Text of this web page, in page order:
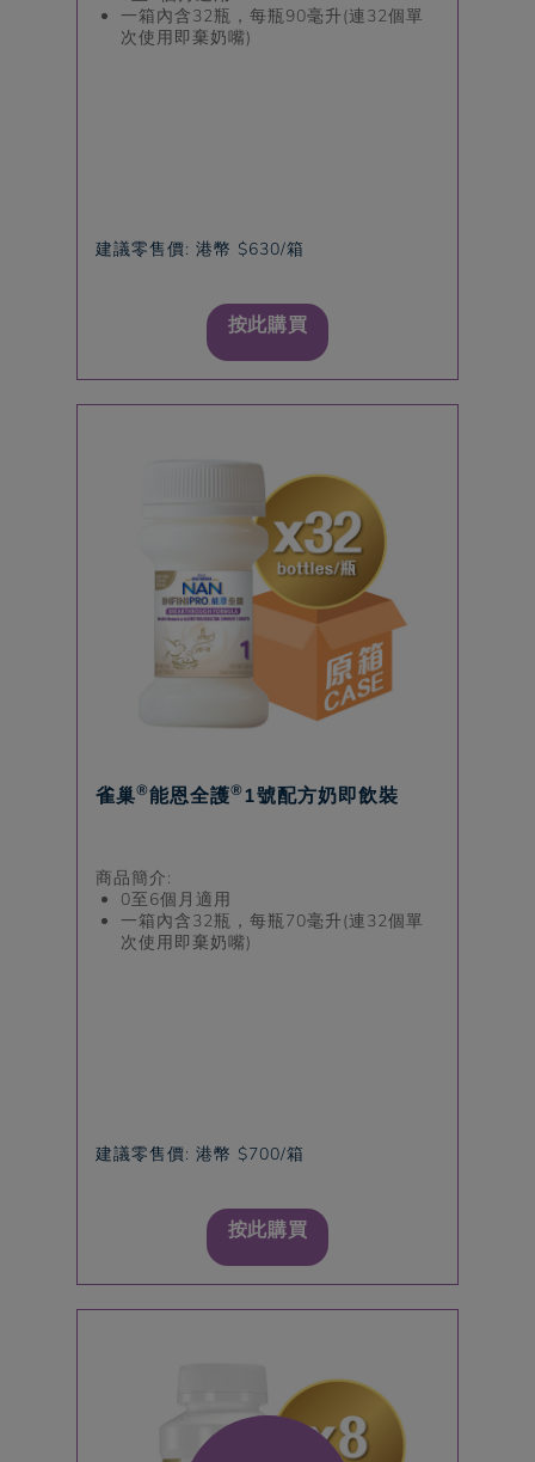
一箱內含32瓶，每瓶90毫升(連32個單
次使用即棄奶嘴)
建議零售價: 港幣 $630/箱
按此購買
雀巢®能恩全護®1號配方奶即飲裝
商品簡介:
0至6個月適用
一箱內含32瓶，每瓶70毫升(連32個單
次使用即棄奶嘴)
建議零售價: 港幣 $700/箱
按此購買